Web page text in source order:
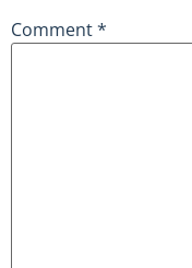
Comment*